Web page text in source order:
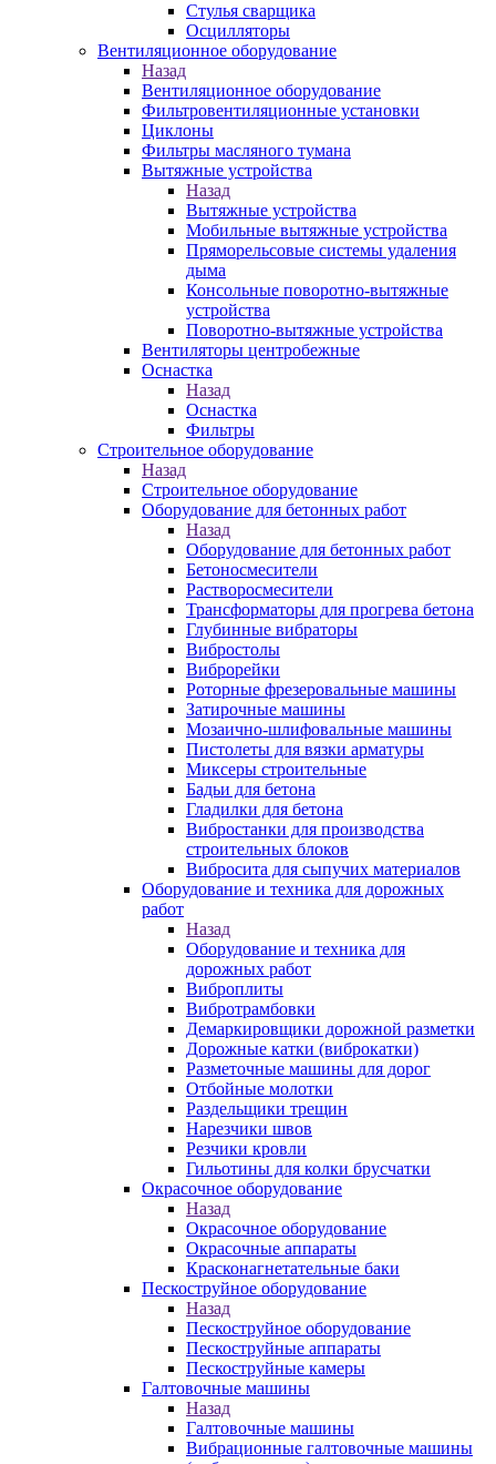
Стулья сварщика
Осцилляторы
Вентиляционное оборудование
Назад
Вентиляционное оборудование
Фильтровентиляционные установки
Циклоны
Фильтры масляного тумана
Вытяжные устройства
Назад
Вытяжные устройства
Мобильные вытяжные устройства
Пряморельсовые системы удаления
дыма
Консольные поворотно-вытяжные
устройства
Поворотно-вытяжные устройства
Вентиляторы центробежные
Оснастка
Назад
Оснастка
Фильтры
Строительное оборудование
Назад
Строительное оборудование
Оборудование для бетонных работ
Назад
Оборудование для бетонных работ
Бетоносмесители
Растворосмесители
Трансформаторы для прогрева бетона
Глубинные вибраторы
Вибростолы
Виброрейки
Роторные фрезеровальные машины
Затирочные машины
Мозаично-шлифовальные машины
Пистолеты для вязки арматуры
Миксеры строительные
Бадьи для бетона
Гладилки для бетона
Вибростанки для производства
строительных блоков
Вибросита для сыпучих материалов
Оборудование и техника для дорожных
работ
Назад
Оборудование и техника для
дорожных работ
Виброплиты
Вибротрамбовки
Демаркировщики дорожной разметки
Дорожные катки (виброкатки)
Разметочные машины для дорог
Отбойные молотки
Раздельщики трещин
Нарезчики швов
Резчики кровли
Гильотины для колки брусчатки
Окрасочное оборудование
Назад
Окрасочное оборудование
Окрасочные аппараты
Красконагнетательные баки
Пескоструйное оборудование
Назад
Пескоструйное оборудование
Пескоструйные аппараты
Пескоструйные камеры
Галтовочные машины
Назад
Галтовочные машины
Вибрационные галтовочные машины